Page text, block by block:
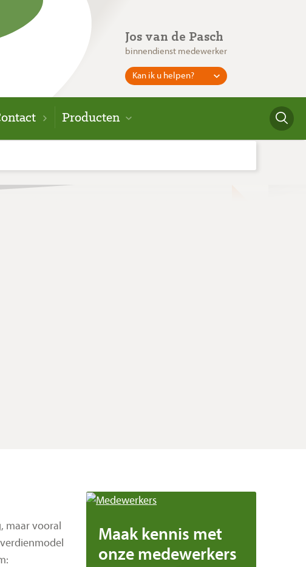
Jos van de Pasch
binnendienst medewerker
Kan ik u helpen?
Producten
maar vooral
Maak kennis met
onze medewerkers